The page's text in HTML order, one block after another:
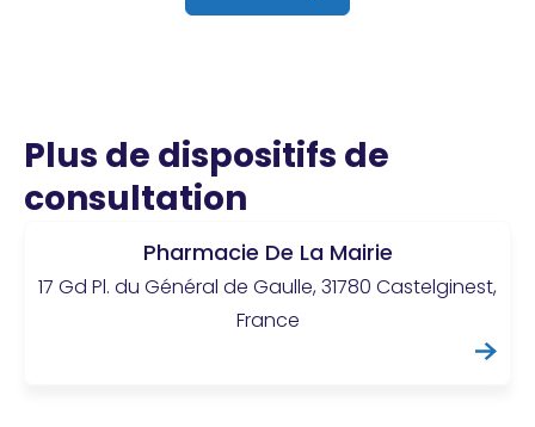
Plus de dispositifs de
consultation
Pharmacie De La Mairie
17 Gd Pl. du Général de Gaulle, 31780 Castelginest,
France